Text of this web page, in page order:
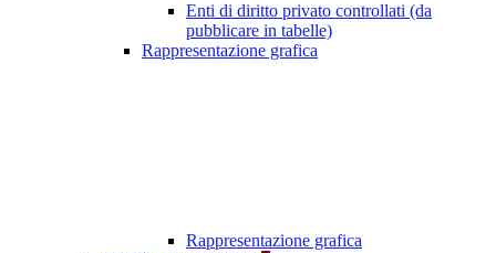
Enti di diritto privato controllati (da
pubblicare in tabelle)
Rappresentazione grafica
Rappresentazione grafica